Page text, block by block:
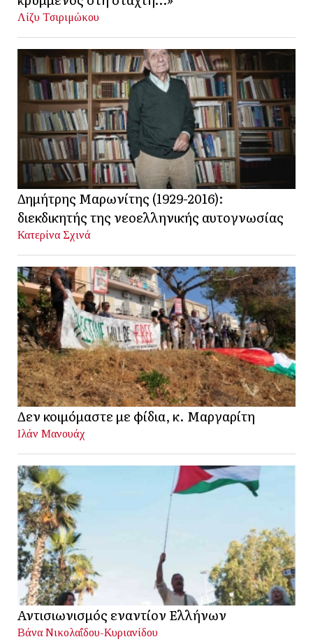
Λίζυ Τσιριμώκου
Δημήτρης Μαρωνίτης (1929-2016):
διεκδικητής της νεοελληνικής αυτογνωσίας
Κατερίνα Σχινά
Δεν κοιμόμαστε με φίδια, κ. Μαργαρίτη
Ιλάν Μανουάχ
Αντισιωνισμός εναντίον Ελλήνων
Βάνα Νικολαΐδου-Κυριανίδου